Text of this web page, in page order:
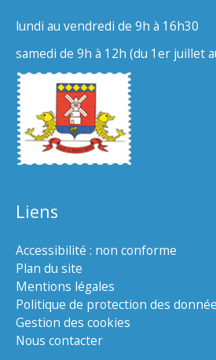
lundi au vendredi de 9h à 16h30
samedi de 9h à 12h (du 1er juillet
Liens
Accessibilité : non conforme
Plan du site
Mentions légales
Politique de protection des
Gestion des cookies
Nous contacter